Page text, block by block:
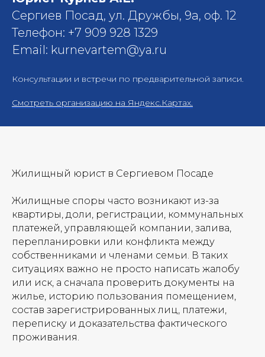
Сергиев Посад, ул. Дружбы, 9а, оф. 12
Телефон: +7 909 928 1329
Email: kurnevartem@ya.ru
Консультации и встречи по предварительной записи.
Смотреть организацию на Яндекс.Картах.
Жилищный юрист в Сергиевом Посаде
Жилищные споры часто возникают из-за
квартиры, доли, регистрации, коммунальных
платежей, управляющей компании, залива,
перепланировки или конфликта между
собственниками и членами семьи. В таких
ситуациях важно не просто написать жалобу
или иск, а сначала проверить документы на
жилье, историю пользования помещением,
состав зарегистрированных лиц, платежи,
переписку и доказательства фактического
проживания.